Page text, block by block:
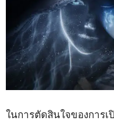
ในการตัดสินใจของการเ